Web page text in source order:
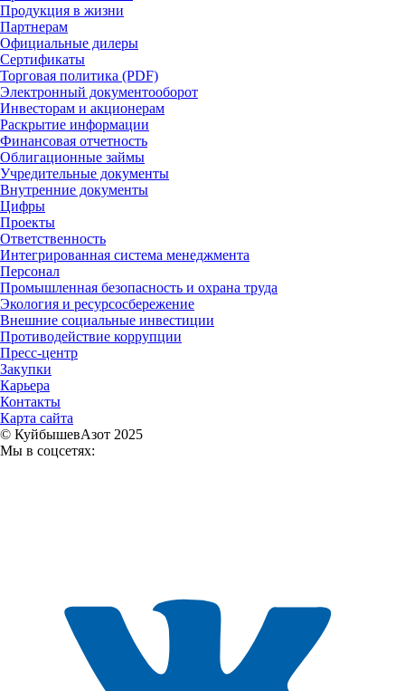
Продукция в жизни
Партнерам
Официальные дилеры
Сертификаты
Торговая политика (PDF)
Электронный документооборот
Инвесторам и акционерам
Раскрытие информации
Финансовая отчетность
Облигационные займы
Учредительные документы
Внутренние документы
Цифры
Проекты
Ответственность
Интегрированная система менеджмента
Персонал
Промышленная безопасность и охрана труда
Экология и ресурсосбережение
Внешние социальные инвестиции
Противодействие коррупции
Пресс-центр
Закупки
Карьера
Контакты
Карта сайта
© КуйбышевАзот 2025
Мы в соцсетях: